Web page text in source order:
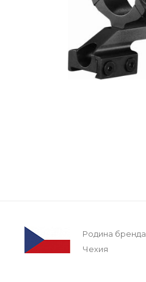
Родина бренда
Чехия